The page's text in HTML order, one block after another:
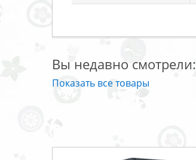
Вы недавно смотрели:
Показать все товары